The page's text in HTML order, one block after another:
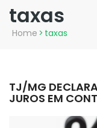
taxas
Home > taxas
TJ/MG
JUROS EM